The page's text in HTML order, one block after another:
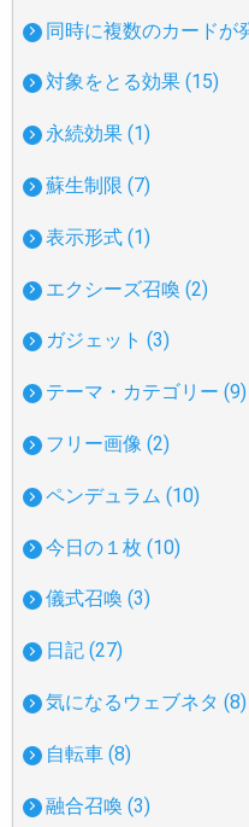
同時に複数のカードが
対象をとる効果 (15)
永続効果 (1)
蘇生制限 (7)
表示形式 (1)
エクシーズ召喚 (2)
ガジェット (3)
テーマ・カテゴリー (9)
フリー画像 (2)
ペンデュラム (10)
今日の１枚 (10)
儀式召喚 (3)
日記 (27)
気になるウェブネタ (8)
自転車 (8)
融合召喚 (3)